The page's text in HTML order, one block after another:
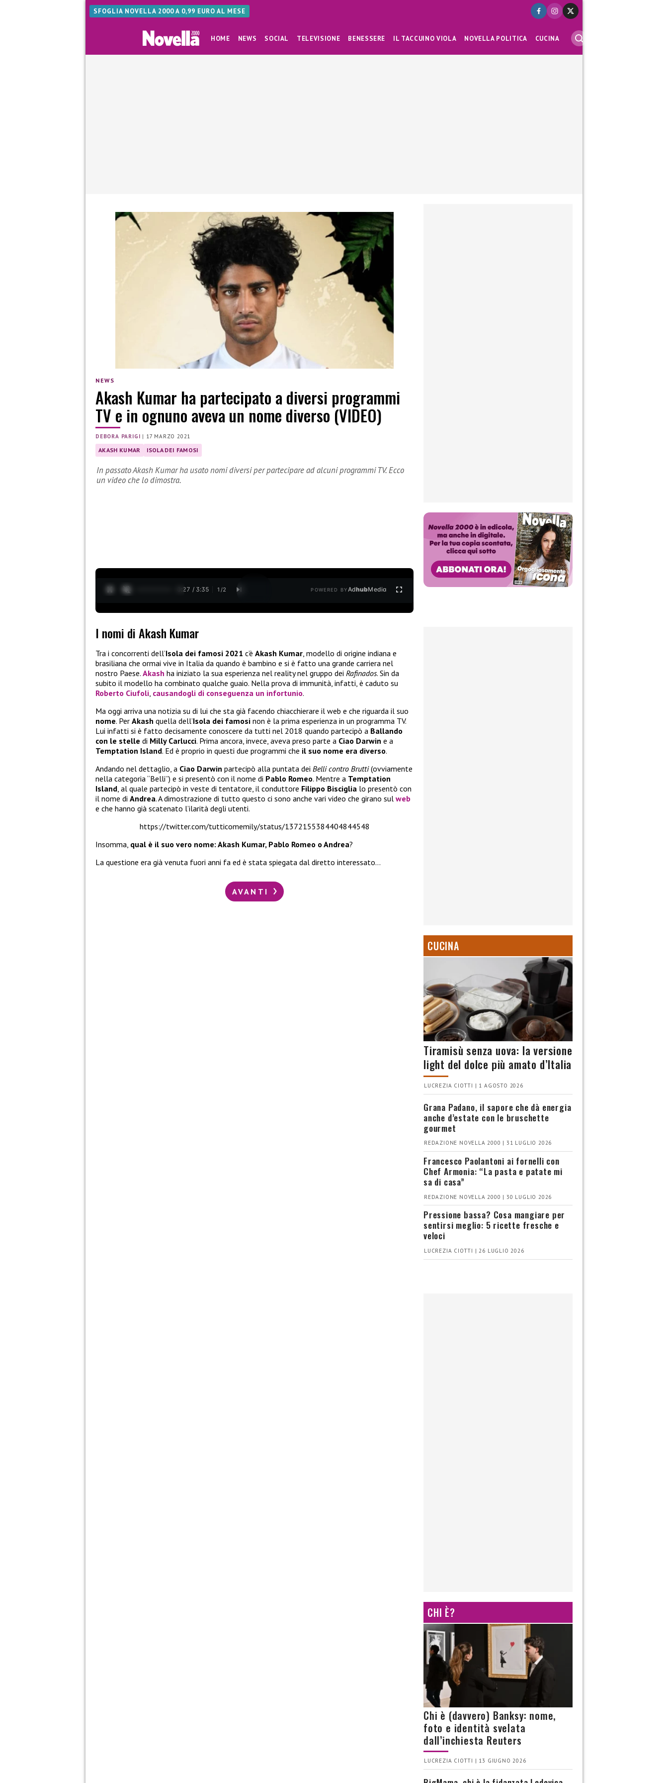
SFOGLIA NOVELLA 2000 A 0,99 EURO AL MESE
HOME NEWS SOCIAL TELEVISIONE BENESSERE IL TACCUINO VIOLA NOVELLA POLITICA CUCINA
NEWS
Akash Kumar ha partecipato a diversi programmi
TV e in ognuno aveva un nome diverso (VIDEO)
DEBORA PARIGI | 17 MARZO 2021
AKASH KUMAR ISOLA DEI FAMOSI
In passato Akash Kumar ha usato nomi diversi per partecipare ad alcuni programmi TV. Ecco
un video che lo dimostra.
0:28 / 3:35 1 /2 POWERED BYAdhubMedia
I nomi di Akash Kumar
Tra i concorrenti dell’Isola dei famosi 2021 c’è Akash Kumar, modello di origine indiana e
brasiliana che ormai vive in Italia da quando è bambino e si è fatto una grande carriera nel
nostro Paese. Akash ha iniziato la sua esperienza nel reality nel gruppo dei Rafinados. Sin da
subito il modello ha combinato qualche guaio. Nella prova di immunità, infatti, è caduto su
Roberto Ciufoli, causandogli di conseguenza un infortunio.
Ma oggi arriva una notizia su di lui che sta già facendo chiacchierare il web e che riguarda il suo
nome. Per Akash quella dell’Isola dei famosi non è la prima esperienza in un programma TV.
Lui infatti si è fatto decisamente conoscere da tutti nel 2018 quando partecipò a Ballando
con le stelle di Milly Carlucci. Prima ancora, invece, aveva preso parte a Ciao Darwin e a
Temptation Island. Ed è proprio in questi due programmi che il suo nome era diverso.
Andando nel dettaglio, a Ciao Darwin partecipò alla puntata dei Belli contro Brutti(ovviamente
nella categoria “Belli”) e si presentò con il nome di Pablo Romeo. Mentre a Temptation
Island, al quale partecipò in veste di tentatore, il conduttore Filippo Bisciglia lo presentò con
il nome di Andrea. A dimostrazione di tutto questo ci sono anche vari video che girano sul web
e che hanno già scatenato l’ilarità degli utenti.
https://twitter.com/tutticomemily/status/1372155384404844548
Insomma, qual è il suo vero nome: Akash Kumar, Pablo Romeo o Andrea?
La questione era già venuta fuori anni fa ed è stata spiegata dal diretto interessato…
AVANTI
CUCINA
Tiramisù senza uova: la versione
light del dolce più amato d’Italia
LUCREZIA CIOTTI | 1 AGOSTO 2026
Grana Padano, il sapore che dà energia
anche d’estate con le bruschette
gourmet
REDAZIONE NOVELLA 2000 | 31 LUGLIO 2026
Francesco Paolantoni ai fornelli con
Chef Armonia: “La pasta e patate mi
sa di casa”
REDAZIONE NOVELLA 2000 | 30 LUGLIO 2026
Pressione bassa? Cosa mangiare per
sentirsi meglio: 5 ricette fresche e
veloci
LUCREZIA CIOTTI | 26 LUGLIO 2026
CHI È?
Chi è (davvero) Banksy: nome,
foto e identità svelata
dall’inchiesta Reuters
LUCREZIA CIOTTI | 13 GIUGNO 2026